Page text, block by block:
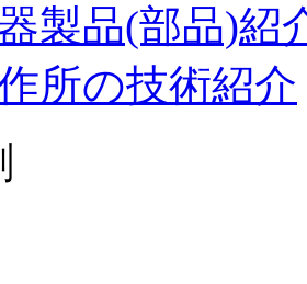
製品(部品)紹
所の技術紹介